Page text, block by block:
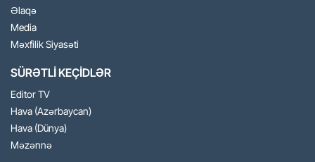
Əlaqə
Media
Məxfilik Siyasəti
SÜRƏTLİ KEÇİDLƏR
Editor TV
Hava (Azərbaycan)
Hava (Dünya)
Məzənnə